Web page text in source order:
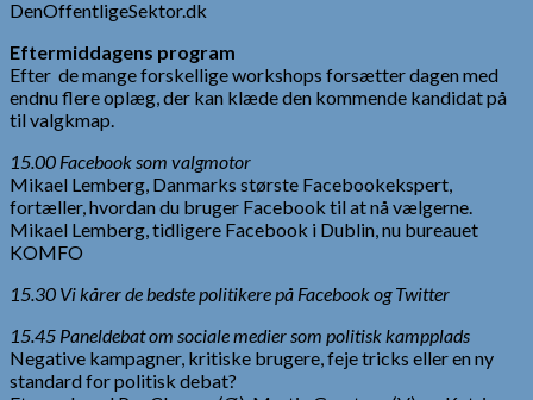
DenOffentligeSektor.dk
Eftermiddagens program
Efter de mange forskellige workshops forsætter dagen med
endnu flere oplæg, der kan klæde den kommende kandidat på
til valgkmap.
15.00 Facebook som valgmotor
Mikael Lemberg, Danmarks største Facebookekspert,
fortæller, hvordan du bruger Facebook til at nå vælgerne.
Mikael Lemberg, tidligere Facebook i Dublin, nu bureauet
KOMFO
15.30 Vi kårer de bedste politikere på Facebook og Twitter
15.45 Paneldebat om sociale medier som politisk kampplads
Negative kampagner, kritiske brugere, feje tricks eller en ny
standard for politisk debat?